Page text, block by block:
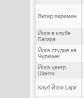
Ветер перемен
Йога в клубе
Багира
Йога студия на
Чуркине
Йога центр
Шанти
Клуб Йоги Lapir